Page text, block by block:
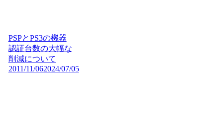
PSPとPS3の機器
認証台数の大幅な
削減について
2011/11/062024/07/05